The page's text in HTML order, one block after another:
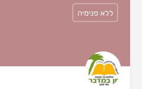
ללא פנימיה